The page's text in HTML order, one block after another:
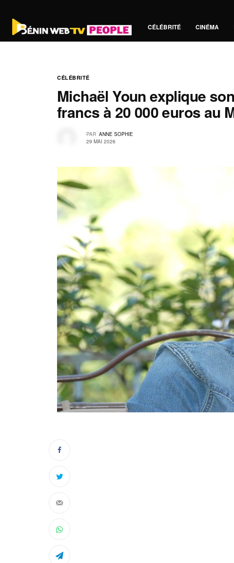
CÉLÉBRITÉ CINÉMA
CÉLÉBRITÉ
Michaël Youn explique
francs à 20 000 euros au
PAR ANNE SOPHIE
29 MAI 2026